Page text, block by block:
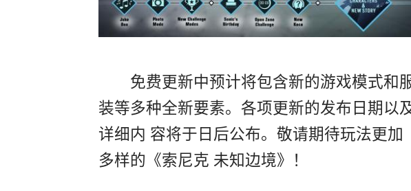
免费更新中预计将包含新的游戏模式和
装等多种全新要素。各项更新的发布日期以
详细内 容将于日后公布。敬请期待玩法更加
多样的《索尼克 未知边境》！